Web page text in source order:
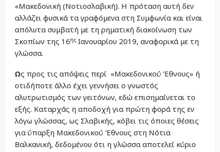
«Μακεδονική (Νοτιοσλαβική). Η πρόταση αυτή δεν
αλλάζει φυσικά τα γραφόμενα στη Συμφωνία και είναι
απόλυτα συμβατή με τη ρηματική διακοίνωση των
Σκοπίων της 16ης Ιανουαρίου 2019, αναφορικά με τη
γλώσσα.
Ως προς τις απόψεις περί «Μακεδονικού Έθνους» ή
οτιδήποτε άλλο έχει γεννήσει ο γνωστός
αλυτρωτισμός των γειτόνων, εδώ επισημαίνεται το
εξής. Καταρχάς η αποδοχή για πρώτη φορά της εν
λόγω γλώσσας, ως Σλαβικής, κόβει τις όποιες θέσεις
για ύπαρξη Μακεδονικού Έθνους στη Νότια
Βαλκανική, δεδομένου ότι η γλώσσα αποτελεί κύριο